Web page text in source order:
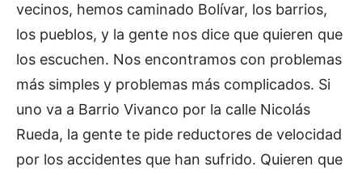
vecinos, hemos caminado Bolívar, los barrios,
los pueblos, y la gente nos dice que quieren que
los escuchen. Nos encontramos con problemas
más simples y problemas más complicados. Si
uno va a Barrio Vivanco por la calle Nicolás
Rueda, la gente te pide reductores de velocidad
por los accidentes que han sufrido. Quieren que